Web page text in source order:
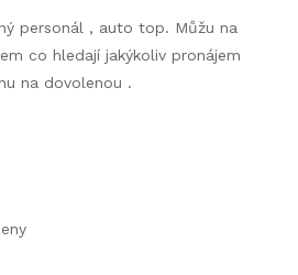
personál , auto top. Můžu na
co hledají jakýkoliv pronájem
na dovolenou .